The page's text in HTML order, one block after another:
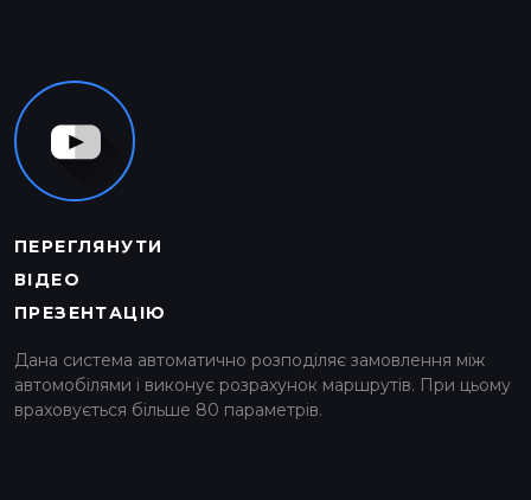
ПЕРЕГЛЯНУТИ
ВІДЕО
ПРЕЗЕНТАЦІЮ
Дана система автоматично розподіляє замовлення між
автомобілями і виконує розрахунок маршрутів. При цьому
враховується більше 80 параметрів.